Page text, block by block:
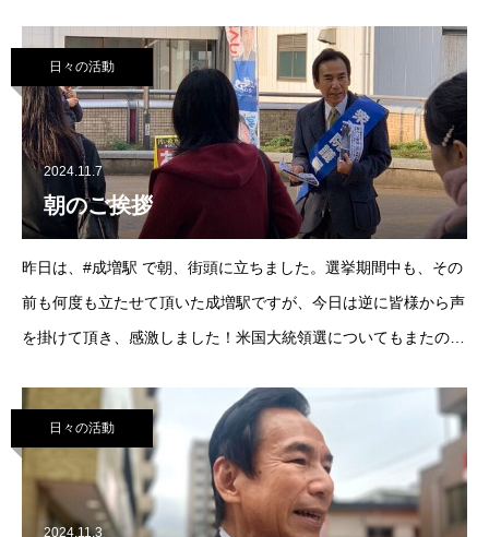
感が込み上げてきます。#東京11区
日々の活動
2024.11.7
朝のご挨拶
昨日は、#成増駅 で朝、街頭に立ちました。選挙期間中も、その
前も何度も立たせて頂いた成増駅ですが、今日は逆に皆様から声
を掛けて頂き、感激しました！米国大統領選についてもまたの機
くつ幸彦 #阿久津幸彦#立憲民
日々の活動
2024.11.3